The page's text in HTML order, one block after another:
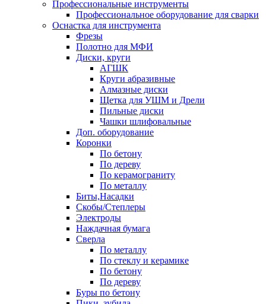
Профессиональные инструменты
Профессиональное оборудование для сварки
Оснастка для инструмента
Фрезы
Полотно для МФИ
Диски, круги
АГШК
Круги абразивные
Алмазные диски
Щетка для УШМ и Дрели
Пильные диски
Чашки шлифовальные
Доп. оборудование
Коронки
По бетону
По дереву
По керамограниту
По металлу
Биты,Насадки
Скобы/Степлеры
Электроды
Наждачная бумага
Сверла
По металлу
По стеклу и керамике
По бетону
По дереву
Буры по бетону